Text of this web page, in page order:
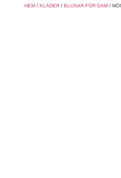
HEM / KLÄDER / BLUSAR FÖR DAM /